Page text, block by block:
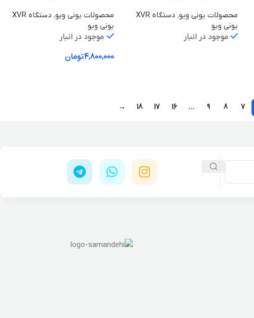
محصولات یونی ویو,
دستگاه XVR
یونی ویو
موجود در انبار
محصولات یونی ویو,
دستگاه XVR
یونی ویو
موجود در انبار
4,800,000تومان
7
8
9
…
16
17
18
→